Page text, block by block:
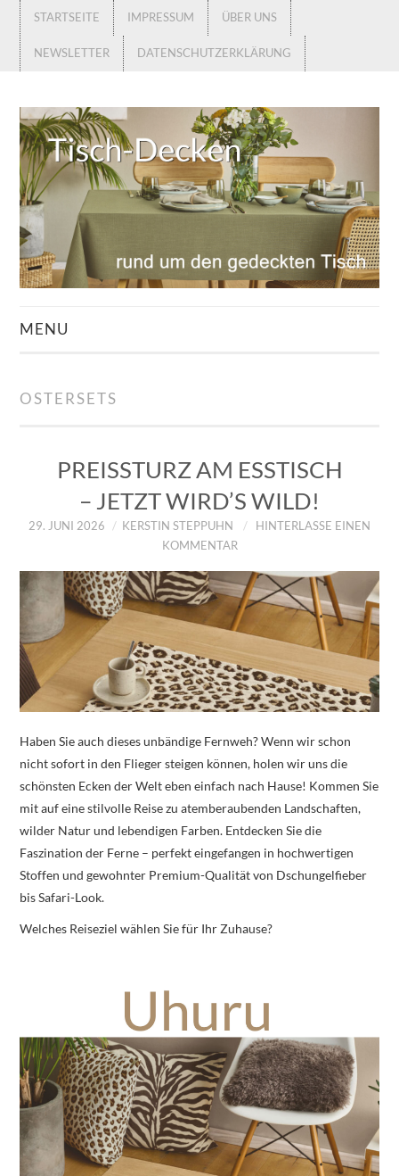
STARTSEITE IMPRESSUM ÜBER UNS
NEWSLETTER DATENSCHUTZERKLÄRUNG
MENU
ÜBER UNS
ZUM SHOP
DATENSCHUTZERKLÄRUNG
OSTERSETS
PREISSTURZ AM ESSTISCH
– JETZT WIRD’S WILD!
29. JUNI 2026 KERSTIN STEPPUHN
HINTERLASSE EINEN
KOMMENTAR
Haben Sie auch dieses unbändige Fernweh? Wenn wir schon
nicht sofort in den Flieger steigen können, holen wir uns die
schönsten Ecken der Welt eben einfach nach Hause! Kommen Sie
mit auf eine stilvolle Reise zu atemberaubenden Landschaften,
wilder Natur und lebendigen Farben. Entdecken Sie die
Faszination der Ferne – perfekt eingefangen in hochwertigen
Stoffen und gewohnter Premium-Qualität von Dschungelfieber
bis Safari-Look.
Welches Reiseziel wählen Sie für Ihr Zuhause?